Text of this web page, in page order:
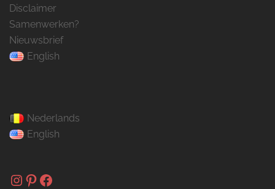
Disclaimer
Samenwerken?
Nieuwsbrief
English
Nederlands
English
Instagram
Pinterest
Facebook